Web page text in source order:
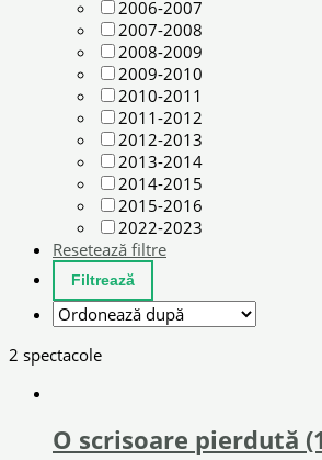
2006-2007
2007-2008
2008-2009
2009-2010
2010-2011
2011-2012
2012-2013
2013-2014
2014-2015
2015-2016
2022-2023
Resetează filtre
2 spectacole
O scrisoare pierdută